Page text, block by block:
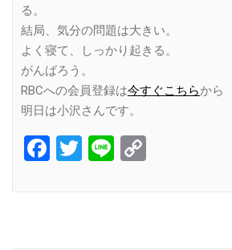
る。
結局、気分の問題は大きい。
よく寝て、しっかり起きる。
がんばろう。
RBCへの会員登録は今すぐこちらから
明日は小沢さんです。
Facebook
Twitter
Line